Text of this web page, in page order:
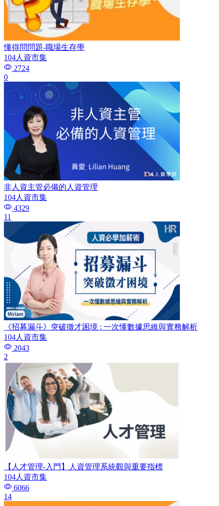
懂得問問題-職場生存學
104人資市集
2724
0
非人資主管必備的人資管理
104人資市集
4329
11
《招募漏斗》突破徵才困境 : 一次懂數據思維與實務解析
104人資市集
2043
2
【人才管理-入門】人資管理系統觀與重要指標
104人資市集
6066
14